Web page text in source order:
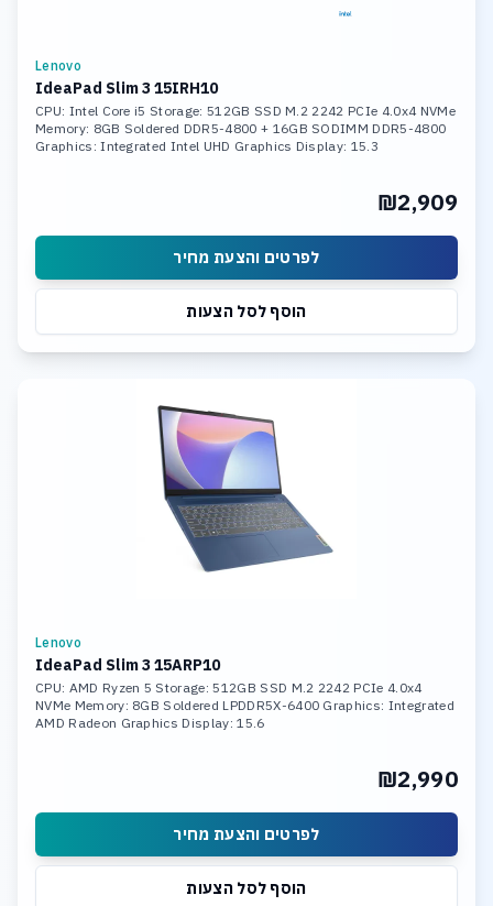
Lenovo
IdeaPad Slim 3 15IRH10
CPU: Intel Core i5 Storage: 512GB SSD M.2 2242 PCIe 4.0x4 NVMe
Memory: 8GB Soldered DDR5-4800 + 16GB SODIMM DDR5-4800
Graphics: Integrated Intel UHD Graphics Display: 15.3
₪2,909
לפרטים והצעת מחיר
הוסף לסל הצעות
Lenovo
IdeaPad Slim 3 15ARP10
CPU: AMD Ryzen 5 Storage: 512GB SSD M.2 2242 PCIe 4.0x4
NVMe Memory: 8GB Soldered LPDDR5X-6400 Graphics: Integrated
AMD Radeon Graphics Display: 15.6
₪2,990
לפרטים והצעת מחיר
הוסף לסל הצעות